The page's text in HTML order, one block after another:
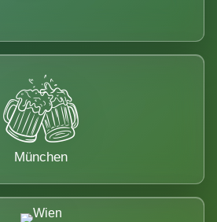
München